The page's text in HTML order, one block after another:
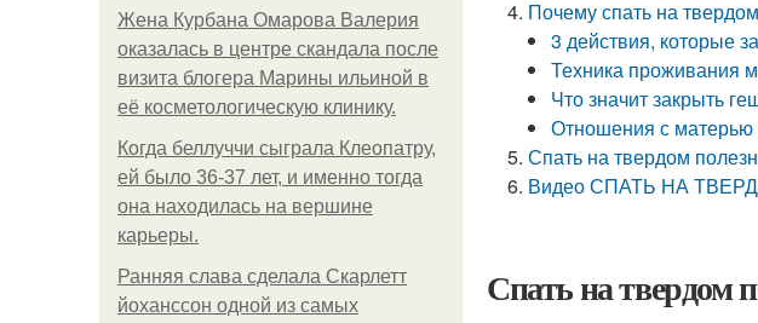
Жена Курбана Омарова Валерия
оказалась в центре скандала после
визита блогера Марины ильиной в
её косметологическую клинику.
Когда беллуччи сыграла Клеопатру,
ей было 36-37 лет, и именно тогда
она находилась на вершине
карьеры.
Ранняя слава сделала Скарлетт
йоханссон одной из самых
Почему спать на
3 действия, которые
Техника проживания
Что значит закрыть
Отношения с матерью
Спать на твердом
Видео СПАТЬ НА
Спать на твердом